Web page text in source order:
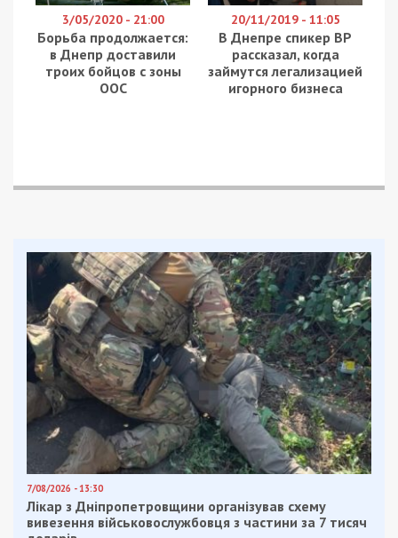
3/05/2020 - 21:00
Борьба продолжается:
в Днепр доставили
троих бойцов с зоны
ООС
20/11/2019 - 11:05
В Днепре спикер ВР
рассказал, когда
займутся легализацией
игорного бизнеса
7/08/2026 - 13:30
Лікар з Дніпропетровщини організував схему
вивезення військовослужбовця з частини за 7 тисяч